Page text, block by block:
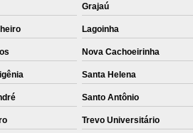
Grajaú
Lagoinha
Nova Cachoeirinha
Santa Helena
Santo Antônio
Trevo Universitário